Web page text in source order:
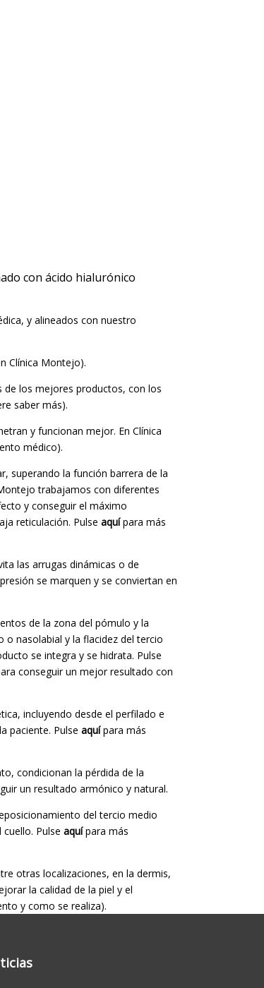
con ácido hialurónico
y alineados con nuestro
Clínica Montejo).
de los mejores productos, con los
saber más).
y funcionan mejor. En Clínica
médico).
superando la función barrera de la
trabajamos con diferentes
y conseguir el máximo
reticulación. Pulse aquípara más
las arrugas dinámicas o de
se marquen y se conviertan en
de la zona del pómulo y la
nasolabial y la flacidez del tercio
se integra y se hidrata. Pulse
conseguir un mejor resultado con
incluyendo desde el perfilado e
paciente. Pulse aquípara más
condicionan la pérdida de la
un resultado armónico y natural.
del tercio medio
Pulse aquí para más
otras localizaciones, en la dermis,
la calidad de la piel y el
y como se realiza).